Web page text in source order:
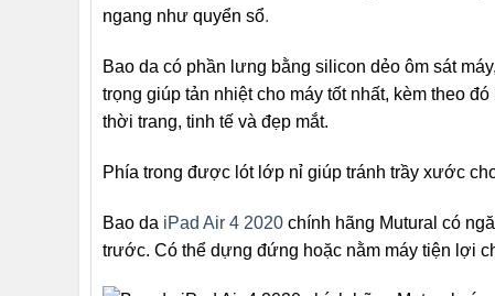
ngang như quyển sổ.
Bao da có phần lưng bằng silicon dẻo ôm sát
trọng giúp tản nhiệt cho máy tốt nhất, kèm theo
thời trang, tinh tế và đẹp mắt.
Phía trong được lót lớp nỉ giúp tránh trầy xước
Bao da iPad Air 4 2020 chính hãng Mutural có
trước. Có thể dựng đứng hoặc nằm máy tiện lợi